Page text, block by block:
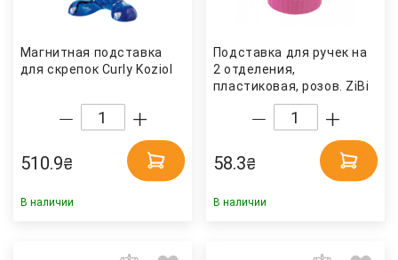
Магнитная подставка
для скрепок Сurly Koziol
510.9₴
В наличии
Подставка для ручек на
2 отделения,
пластиковая, розов. ZiBi
58.3₴
В наличии